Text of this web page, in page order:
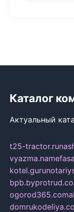
Каталог
Актуальный
t25-tractor.ru
vyazma.name
kotel.guru
bpb.by
ogorod365.com